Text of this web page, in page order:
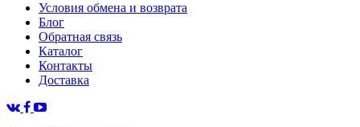
Условия обмена и возврата
Блог
Обратная связь
Каталог
Контакты
Доставка